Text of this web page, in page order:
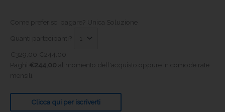
Come preferisci pagare? Unica Soluzione
Quanti partecipanti?
€329,00 €
244,00
Paghi €244,00 al momento dell'acquisto oppure in comode rate
mensili.
Clicca qui per iscriverti